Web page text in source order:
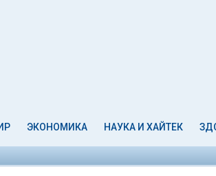
ЭКОНОМИКА НАУКА И ХАЙТЕК